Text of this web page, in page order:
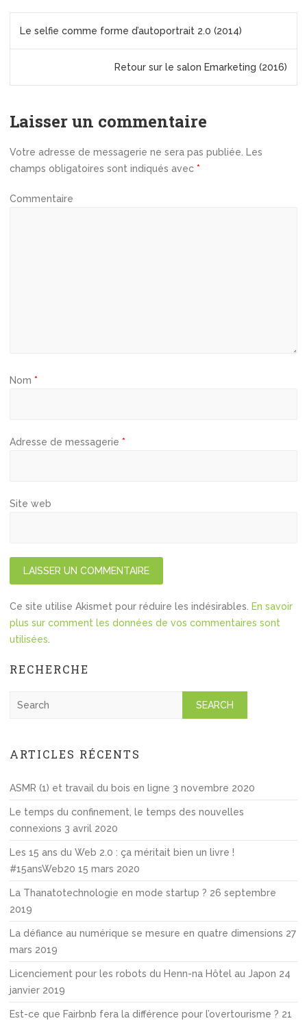
N
v
g
t
o
n
e
Le selfie comme forme d’autoportrait 2.0 (2014)
Retour sur le salon Emarketing (2016)
Laisser un commentaire
Votre adresse de messagerie ne sera pas publiée.
Les
champs obligatoires sont indiqués avec *
Commentaire
Nom *
Adresse de messagerie *
Site web
Ce site utilise Akismet pour réduire les indésirables.
En savoir
plus sur comment les données de vos commentaires sont
utilisées
RECHERCHE
h
ARTICLES RÉCENTS
ASMR (1) et travail du bois en ligne 3 novembre 2020
Le temps du confinement, le temps des nouvelles
connexions 3 avril 2020
Les 15 ans du Web 2.0 : ça méritait bien un livre !
#15ansWeb20 15 mars 2020
La Thanatotechnologie en mode startup ? 26 septembre
2019
La défiance au numérique se mesure en quatre dimensions 27
mars 2019
Licenciement pour les robots du Henn-na Hôtel au Japon 24
janvier 2019
Est-ce que Fairbnb fera la différence pour l’overtourisme ? 21